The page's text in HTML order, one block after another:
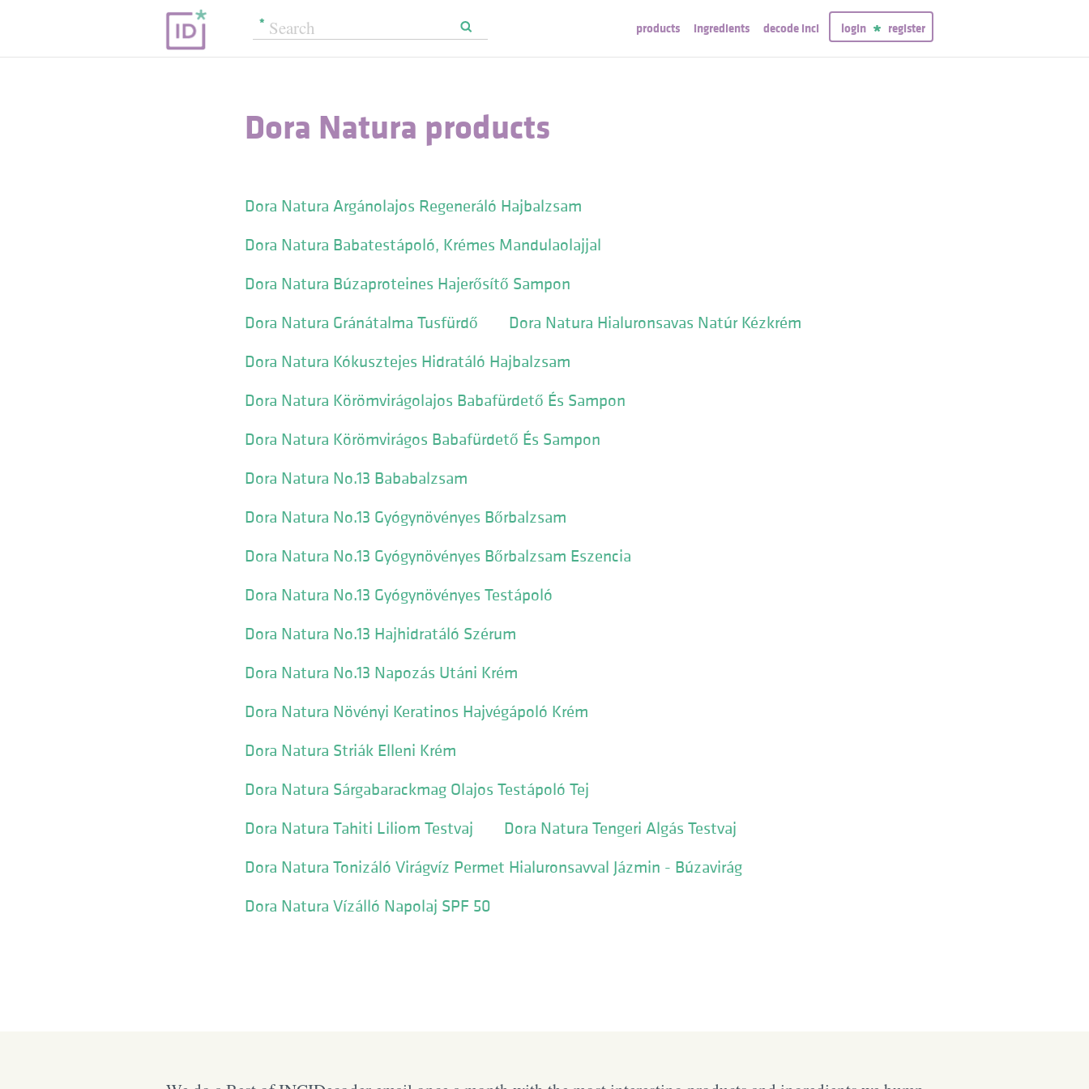
products ingredients decode inci login register
Dora Natura products
Dora Natura Argánolajos Regeneráló Hajbalzsam
Dora Natura Babatestápoló, Krémes Mandulaolajjal
Dora Natura Búzaproteines Hajerősítő Sampon
Dora Natura Gránátalma Tusfürdő
Dora Natura Hialuronsavas Natúr Kézkrém
Dora Natura Kókusztejes Hidratáló Hajbalzsam
Dora Natura Körömvirágolajos Babafürdető És Sampon
Dora Natura Körömvirágos Babafürdető És Sampon
Dora Natura No.13 Bababalzsam
Dora Natura No.13 Gyógynövényes Bőrbalzsam
Dora Natura No.13 Gyógynövényes Bőrbalzsam Eszencia
Dora Natura No.13 Gyógynövényes Testápoló
Dora Natura No.13 Hajhidratáló Szérum
Dora Natura No.13 Napozás Utáni Krém
Dora Natura Növényi Keratinos Hajvégápoló Krém
Dora Natura Striák Elleni Krém
Dora Natura Sárgabarackmag Olajos Testápoló Tej
Dora Natura Tahiti Liliom Testvaj
Dora Natura Tengeri Algás Testvaj
Dora Natura Tonizáló Virágvíz Permet Hialuronsavval Jázmin - Búzavirág
Dora Natura Vízálló Napolaj SPF 50